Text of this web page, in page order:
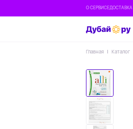
О СЕРВИСЕДОСТАВКА
Главная Каталог